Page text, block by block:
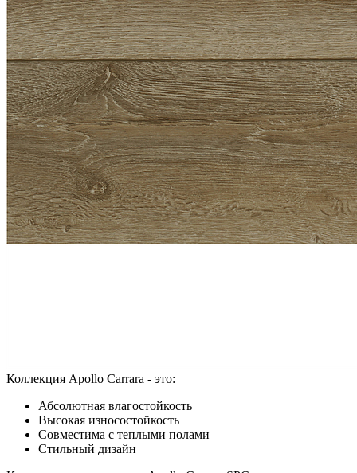
Коллекция Apollo Carrara - это:
Абсолютная влагостойкость
Высокая износостойкость
Совместима с теплыми полами
Стильный дизайн